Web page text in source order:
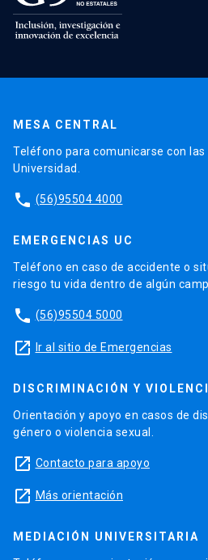
MESA CENTRAL
Teléfono para comunicarse con
Universidad.
phone (56)95504 4000
EMERGENCIAS UC
Teléfono en caso de accidente o
riesgo tu vida dentro de algún
phone (56)95504 5000
launch Ir al sitio de Emergencias
DISCRIMINACIÓN Y
Orientación y apoyo en casos de
género o violencia sexual.
launch Contacto para apoyo
launch Más orientación
MEDIACIÓN UNIVERSITARIA